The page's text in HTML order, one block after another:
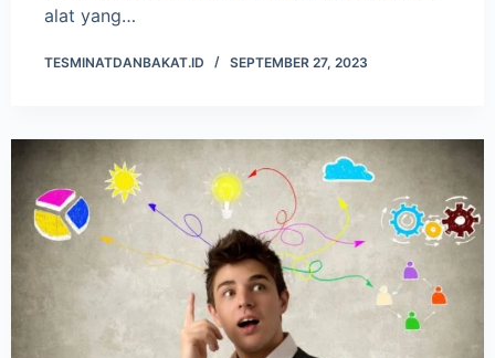
alat yang…
TESMINATDANBAKAT.ID SEPTEMBER 27, 2023